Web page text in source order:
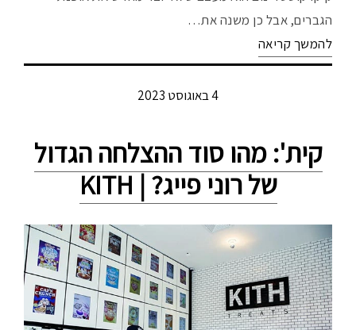
הגברים, אבל כן משנה את…
להמשך קריאה
4 באוגוסט 2023
קית': מהו סוד ההצלחה הגדול
של רוני פייג? | KITH